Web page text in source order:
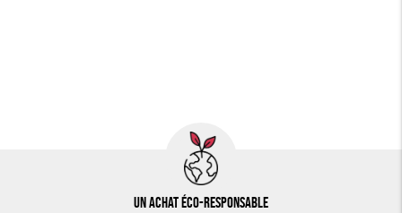
Un achat éco-responsable